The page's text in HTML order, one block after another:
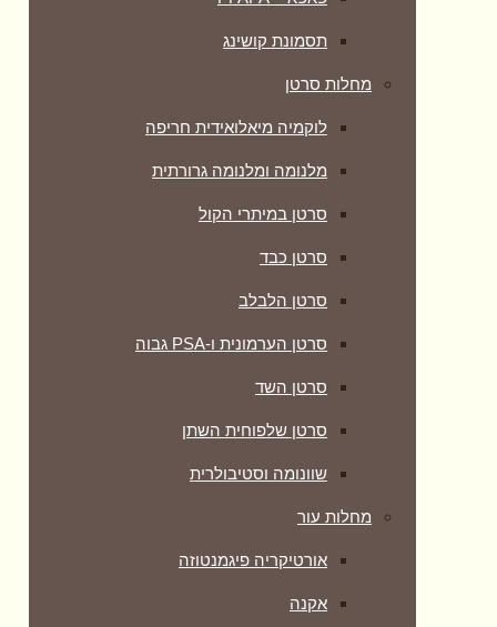
תסמונת קושינג
מחלות סרטן
לוקמיה מיאלואידית חריפה
מלנומה ומלנומה גרורתית
סרטן במיתרי הקול
סרטן כבד
סרטן הלבלב
סרטן הערמונית ו-PSA גבוה
סרטן השד
סרטן שלפוחית השתן
שוונומה וסטיבולרית
מחלות עור
אורטיקריה פיגמנטוזה
אקנה